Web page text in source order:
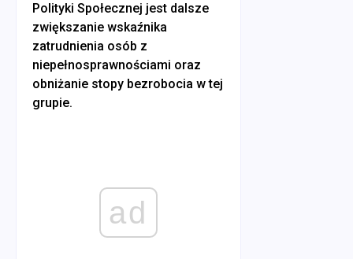
Polityki Społecznej jest dalsze
zwiększanie wskaźnika
zatrudnienia osób z
niepełnosprawnościami oraz
obniżanie stopy bezrobocia w tej
grupie.
ad